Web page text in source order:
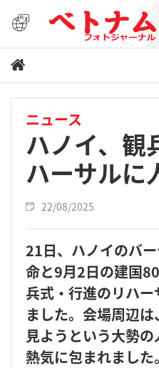
ニュース
ハノイ、観
ハーサルに
22/08/2025
21日、ハノイのバ
命と9月2日の建国
兵式・行進のリハ
ました。会場周辺
見ようという大勢の
熱気に包まれました。